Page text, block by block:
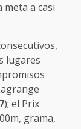
meta a casi
lugares
); el Prix
grama,